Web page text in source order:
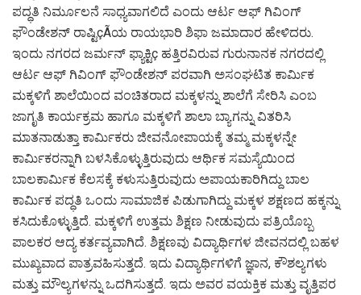
ಪದ್ಧತಿ ನಿರ್ಮೂಲನೆ ಸಾಧ್ಯವಾಗಲಿದೆ ಎಂದು ಆರ್ಟ ಆಫ್ ಗಿವಿಂಗ್
ಫೌಂಡೇಶನ್ ರಾಷ್ಟಿçÃಯ ರಾಯಭಾರಿ ಶಿಫಾ ಜಮಾದಾರ ಹೇಳಿದರು.
ಇಂದು ನಗರದ ಜರ್ಮನ್ ಫ್ಯಾಕ್ಟಿç ಹತ್ತಿರವಿರುವ ಗುರುನಾನಕ ನಗರದಲ್ಲಿ
ಆರ್ಟ ಆಫ್ ಗಿವಿಂಗ್ ಫೌಂಡೇಶನ್ ಪರವಾಗಿ ಅಸಂಘಟಿತ ಕಾರ್ಮಿಕ
ಮಕ್ಕಳಿಗೆ ಶಾಲೆಯಿಂದ ವಂಚಿತರಾದ ಮಕ್ಕಳನ್ನು ಶಾಲೆಗೆ ಸೇರಿಸಿ ಎಂಬ
ಜಾಗೃತಿ ಕಾರ್ಯಕ್ರಮ ಹಾಗೂ ಮಕ್ಕಳಿಗೆ ಶಾಲಾ ಬ್ಯಾಗನ್ನು ವಿತರಿಸಿ
ಮಾತನಾಡುತ್ತಾ ಕಾರ್ಮಿಕರು ಜೀವನೋಪಾಯಕ್ಕೆ ತಮ್ಮ ಮಕ್ಕಳನ್ನೇ
ಕಾರ್ಮಿಕರನ್ನಾಗಿ ಬಳಸಿಕೊಳ್ಳುತ್ತಿರುವುದು ಆರ್ಥಿಕ ಸಮಸ್ಯೆಯಿಂದ
ಬಾಲಕಾರ್ಮಿಕ ಕೆಲಸಕ್ಕೆ ಕಳುಸುತ್ತಿರುವುದು ಅಪಾಯಕಾರಿಗಿದ್ದು ಬಾಲ
ಕಾರ್ಮಿಕ ಪದ್ಧತಿ ಒಂದು ಸಾಮಾಜಿಕ ಪಿಡುಗಾಗಿದ್ದು ಮಕ್ಕಳ ಶಕ್ಷಣದ ಹಕ್ಕನ್ನು
ಕಸಿದುಕೊಳ್ಳುತ್ತಿದೆ. ಮಕ್ಕಳಿಗೆ ಉತ್ತಮ ಶಿಕ್ಷಣ ನೀಡುವುದು ಪತ್ರಿಯೊಬ್ಬ
ಪಾಲಕರ ಆದ್ಯ ಕರ್ತವ್ಯವಾಗಿದೆ. ಶಿಕ್ಷಣವು ವಿದ್ಯಾರ್ಥಿಗಳ ಜೀವನದಲ್ಲಿ ಬಹಳ
ಮುಖ್ಯವಾದ ಪಾತ್ರವಹಿಸುತ್ತದೆ. ಇದು ವಿದ್ಯಾರ್ಥಿಗಳಿಗೆ ಜ್ಞಾನ, ಕೌಶಲ್ಯಗಳು
ಮತ್ತು ಮೌಲ್ಯಗಳನ್ನು ಒದಗಿಸುತ್ತದೆ. ಇದು ಅವರ ವಯಕ್ತಿಕ ಮತ್ತು ವೃತ್ತಿಪರ